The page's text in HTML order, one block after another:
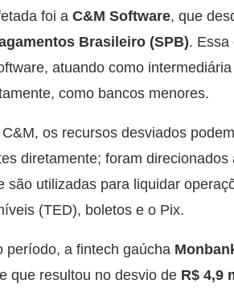
foi a C&M Software, que
Brasileiro (SPB). Essa
atuando como
como bancos menores.
os recursos desviados
diretamente; foram
são utilizadas para liquidar
(TED), boletos e o Pix.
período, a fintech gaúcha
que resultou no desvio de R$ 4,9